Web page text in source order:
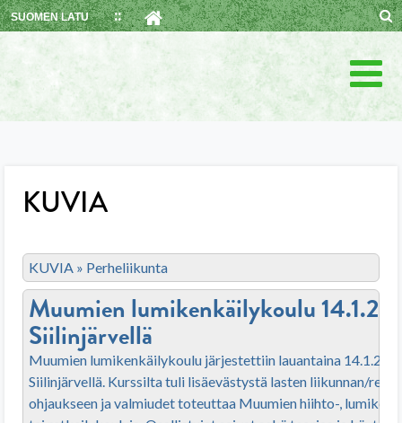
Skip
to
SUOMEN LATU
KUVIA
KUVIA » Perheliikunta
Muumien lumikenkäilykoulu
Siilinjärvellä
Muumien lumikenkäilykoulu järjestettiin lauantaina
Siilinjärvellä. Kurssilta tuli lisäevästystä lasten liikunnan/
ohjaukseen ja valmiudet toteuttaa Muumien hiihto-,